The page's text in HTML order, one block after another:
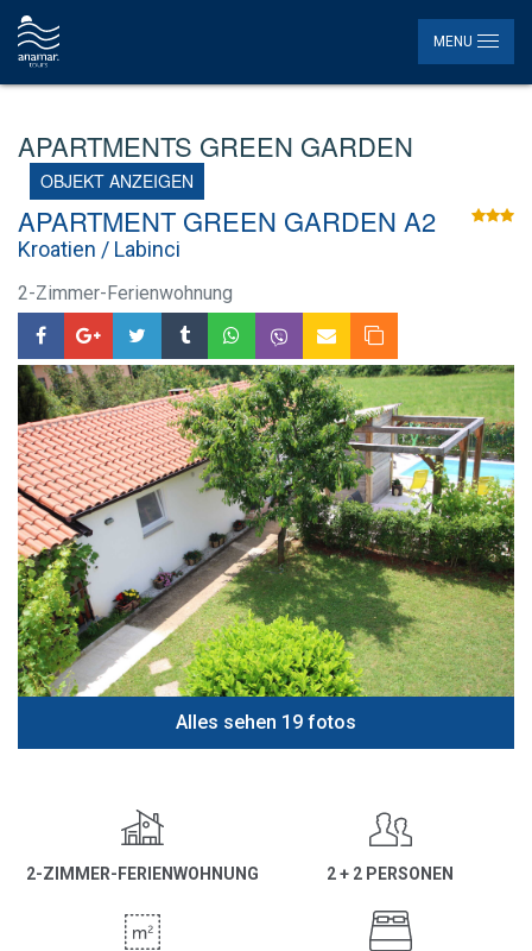
MENU
APARTMENTS GREEN GARDEN
OBJEKT ANZEIGEN
APARTMENT GREEN GARDEN A2
Kroatien / Labinci
2-Zimmer-Ferienwohnung
Alles sehen 19 fotos
2-ZIMMER-FERIENWOHNUNG 2 + 2 PERSONEN